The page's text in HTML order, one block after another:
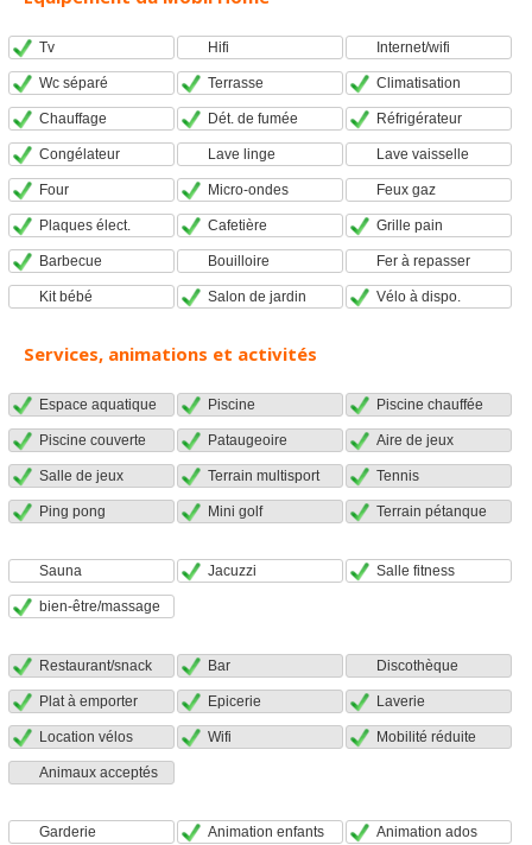
Tv Hifi Internet/wifi
Wc séparé Terrasse Climatisation
Chauffage Dét. de fumée Réfrigérateur
Congélateur Lave linge Lave vaisselle
Four Micro-ondes Feux gaz
Plaques élect. Cafetière Grille pain
Barbecue Bouilloire Fer à repasser
Kit bébé Salon de jardin Vélo à dispo.
Services, animations et activités
Espace aquatique Piscine Piscine chauffée
Piscine couverte Pataugeoire Aire de jeux
Salle de jeux Terrain multisport Tennis
Ping pong Mini golf Terrain pétanque
Sauna Jacuzzi Salle fitness
bien-être/massage
Restaurant/snack Bar Discothèque
Plat à emporter Epicerie Laverie
Location vélos Wifi Mobilité réduite
Animaux acceptés
Garderie Animation enfants Animation ados